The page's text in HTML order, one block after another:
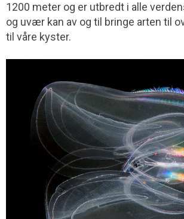
1200 meter og er utbredt i alle
og uvær kan av og til bringe arten til
til våre kyster.